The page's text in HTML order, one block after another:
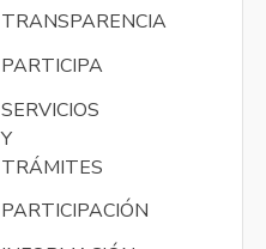
TRANSPARENCIA
PARTICIPA
SERVICIOS
Y
TRÁMITES
PARTICIPACIÓN